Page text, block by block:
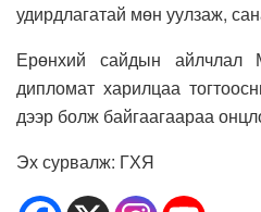
удирдлагатай мөн уулзаж,
Ерөнхий сайдын айлчлал
дипломат харилцаа
дээр болж байгаагаараа
Эх сурвалж: ГХЯ